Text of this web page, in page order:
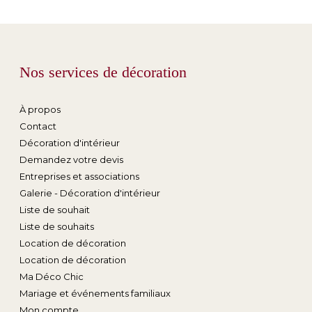
Nos services de décoration
À propos
Contact
Décoration d'intérieur
Demandez votre devis
Entreprises et associations
Galerie - Décoration d'intérieur
Liste de souhait
Liste de souhaits
Location de décoration
Location de décoration
Ma Déco Chic
Mariage et événements familiaux